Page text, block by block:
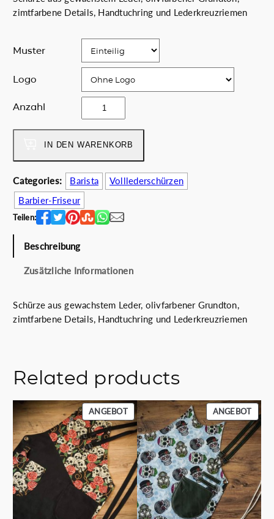
s
p
h
e
r
e
i
s
w
r
3
0
€
t
u
P
e
i
i
s
:
1
.
€
.
zimtfarbene Details, Handtuchring und Lederkreuzriemen
Muster
Logo
Anzahl
u
x
u
r
y
l
a
r
e
e
n
g
e
IN DEN WARENKORB
Categories: Barista
Volllederschürzen
Barbier-Friseur
Teilen:
Beschreibung
Zusätzliche Informationen
Schürze aus gewachstem Leder, olivfarbener Grundton,
zimtfarbene Details, Handtuchring und Lederkreuzriemen
Related products
ANGEBOTPRODUKT
IM
ANGEBOT
ANGEBOT
IM